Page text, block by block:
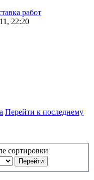
работ
22:20
Перейти к последнему
сортировки